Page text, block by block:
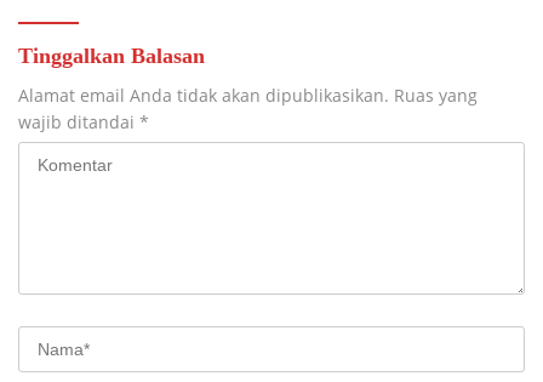
Tinggalkan Balasan
Alamat email Anda tidak akan dipublikasikan. Ruas yang
wajib ditandai *